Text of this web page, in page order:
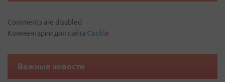
Comments are disabled
Комментарии для сайта Cackle
Важные новости